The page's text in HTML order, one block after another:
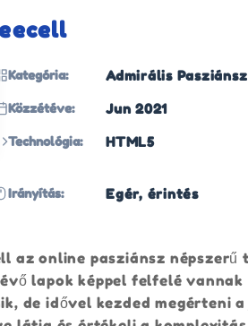
Kategória: Admirális
Közzétéve: Jun 2021
Technológia: HTML5
Irányítás: Egér, érintés
az online pasziánsz
lapok képpel felfelé
de idővel kezded megérteni